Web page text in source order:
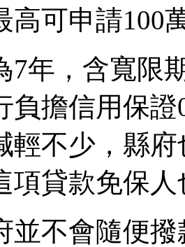
高可申請100
7年，含寬限
負擔信用保
輕不少，縣
項貸款免保
並不會隨便